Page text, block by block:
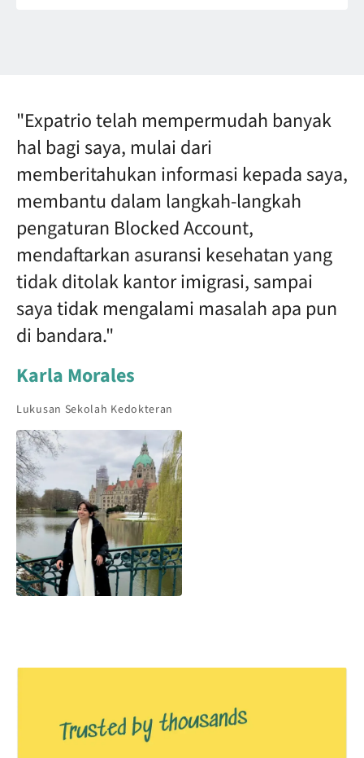
"Expatrio telah mempermudah banyak
hal bagi saya, mulai dari
memberitahukan informasi kepada saya,
membantu dalam langkah-langkah
pengaturan Blocked Account,
mendaftarkan asuransi kesehatan yang
tidak ditolak kantor imigrasi, sampai
saya tidak mengalami masalah apa pun
di bandara."
Karla Morales
Lukusan Sekolah Kedokteran